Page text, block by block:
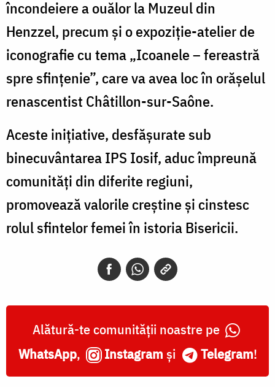
încondeiere a ouălor la Muzeul din
Henzzel, precum și o expoziție-atelier de
iconografie cu tema „Icoanele – fereastră
spre sfințenie”, care va avea loc în orășelul
renascentist Châtillon-sur-Saône.
Aceste inițiative, desfășurate sub
binecuvântarea IPS Iosif, aduc împreună
comunități din diferite regiuni,
promovează valorile creștine și cinstesc
rolul sfintelor femei în istoria Bisericii.
Alătură-te comunității noastre pe
WhatsApp, Instagram și Telegram!